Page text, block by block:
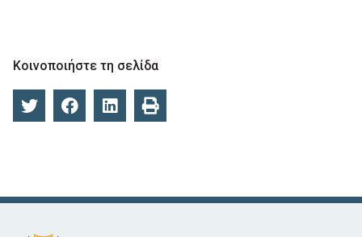
Κοινοποιήστε τη σελίδα